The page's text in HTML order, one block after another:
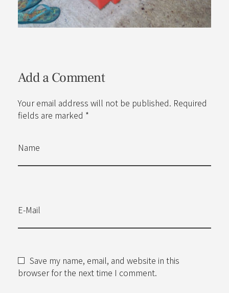
Add a Comment
Your email address will not be published. Required
fields are marked *
Name
E-Mail
Save my name, email, and website in this
browser for the next time I comment.